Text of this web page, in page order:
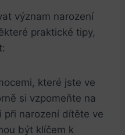
význam narození
praktické tipy,
které ‌jste ve
si vzpomeňte na
při narození​ dítěte ve
být ​klíčem k